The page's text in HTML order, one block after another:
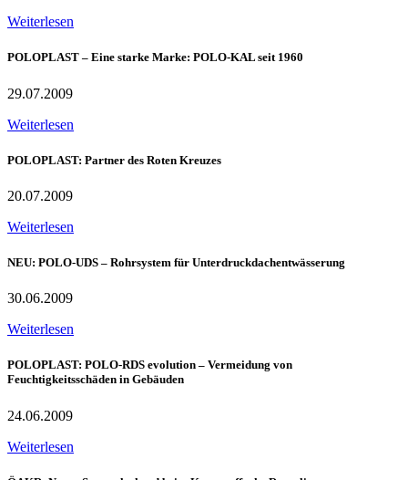
Weiterlesen
POLOPLAST – Eine starke Marke: POLO-KAL seit 1960
29.07.2009
Weiterlesen
POLOPLAST: Partner des Roten Kreuzes
20.07.2009
Weiterlesen
NEU: POLO-UDS – Rohrsystem für Unterdruckdachentwässerung
30.06.2009
Weiterlesen
POLOPLAST: POLO-RDS evolution – Vermeidung von
Feuchtigkeitsschäden in Gebäuden
24.06.2009
Weiterlesen